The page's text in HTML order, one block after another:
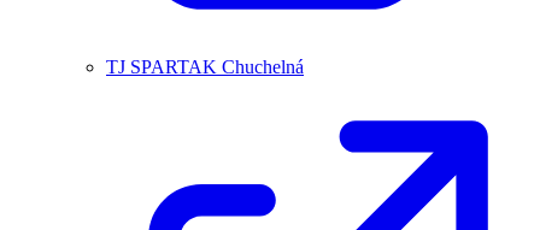
TJ SPARTAK Chuchelná